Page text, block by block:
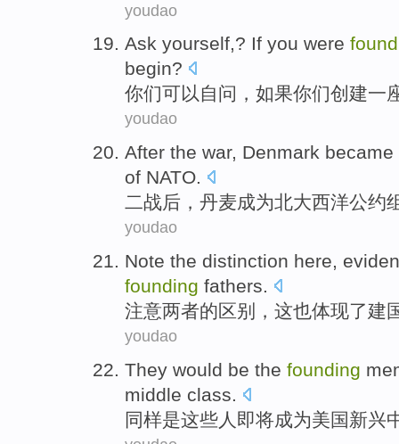
youdao
Ask yourself,? If you were
begin?
你们可以自问 ， 如果你们创建一
youdao
After the war, Denmark became
of NATO.
二战后 ， 丹麦成为北大西洋公约
youdao
Note the distinction here,
founding fathers.
注意两者的区别， 这也体现了建
youdao
They would be the founding
middle class.
同样是这些人即将成为美国新兴